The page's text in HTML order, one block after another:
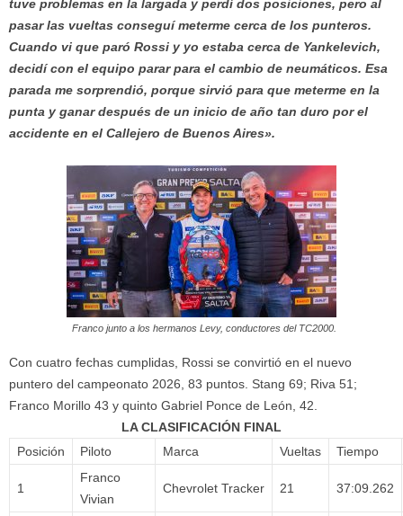
tuve problemas en la largada y perdí dos posiciones, pero al
pasar las vueltas conseguí meterme cerca de los punteros.
Cuando vi que paró Rossi y yo estaba cerca de Yankelevich,
decidí con el equipo parar para el cambio de neumáticos. Esa
parada me sorprendió, porque sirvió para que meterme en la
punta y ganar después de un inicio de año tan duro por el
accidente en el Callejero de Buenos Aires».
Franco junto a los hermanos Levy, conductores del TC2000.
Con cuatro fechas cumplidas, Rossi se convirtió en el nuevo
puntero del campeonato 2026, 83 puntos. Stang 69; Riva 51;
Franco Morillo 43 y quinto Gabriel Ponce de León, 42.
LA CLASIFICACIÓN FINAL
Posición
Piloto Marca Vueltas Tiempo
1
Franco
Vivian
Chevrolet Tracker 21 37:09.262